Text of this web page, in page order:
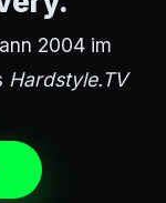
2004 im
Hardstyle.TV